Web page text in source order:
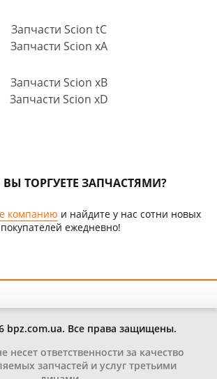
Запчасти Scion tC
Запчасти Scion xA
Запчасти Scion xB
Запчасти Scion xD
ВЫ ТОРГУЕТЕ ЗАПЧАСТЯМИ?
компанию и найдите у нас сотни новых
покупателей ежедневно!
bpz.com.ua. Все права защищены.
несет ответственности за качество
запчастей и услуг третьими